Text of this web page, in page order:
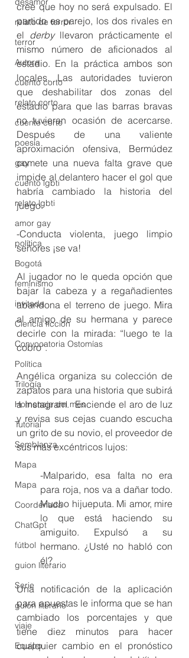
relato de terror
terror
Autora
cuento corto
relato corto
cuento corto
poesía
gay
cuento lgbti
relato lgbti
amor gay
política
Bogotá
feminismo
invitada
Ciencia ficción
Convocatoria Ostomías
Política
Trilogía
Homenaje del mes
Tutorial
Semblanza
Mapa
Mapa
Coordenada
ChatGpt
fútbol
guion literario
Serie
guion literario
viaje
Equipo
cree que hoy no será expulsado. El
partido es parejo, los dos rivales en
el derby llevaron prácticamente el
mismo número de aficionados al
estadio. En la práctica ambos son
locales. Las autoridades tuvieron
que deshabilitar dos zonas del
estadio para que las barras bravas
no tuvieran ocasión de acercarse.
Después de una valiente
aproximación ofensiva, Bermúdez
comete una nueva falta grave que
impide al delantero hacer el gol que
habría cambiado la historia del
juego.
-Conducta violenta, juego limpio
señores ¡se va!
Al jugador no le queda opción que
bajar la cabeza y a regañadientes
abandona el terreno de juego. Mira
al amigo de su hermana y parece
decirle con la mirada: “luego te la
cobro”.
Angélica organiza su colección de
zapatos para una historia que subirá
a Instagram.  Enciende el aro de luz
y revisa sus cejas cuando escucha
un grito de su novio, el proveedor de
sus más excéntricos lujos:
-Malparido, esa falta no era
para roja, nos va a dañar todo.
Mucho hijueputa. Mi amor, mire
lo que está haciendo su
amiguito. Expulsó a su
hermano. ¿Usté no habló con
él?
Una notificación de la aplicación
para apuestas le informa que se han
cambiado los porcentajes y que
tiene diez minutos para hacer
cualquier cambio en el pronóstico